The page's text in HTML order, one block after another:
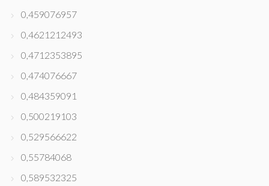
0,459076957
0,4621212493
0,4712353895
0,474076667
0,484359091
0,500219103
0,529566622
0,55784068
0,589532325